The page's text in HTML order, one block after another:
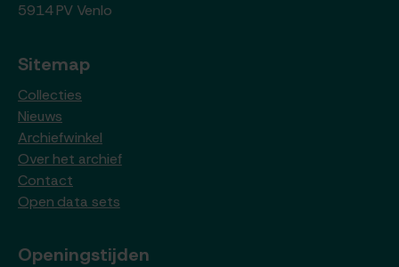
5914 PV Venlo
Sitemap
Collecties
Nieuws
Archiefwinkel
Over het archief
Contact
Open data sets
Openingstijden